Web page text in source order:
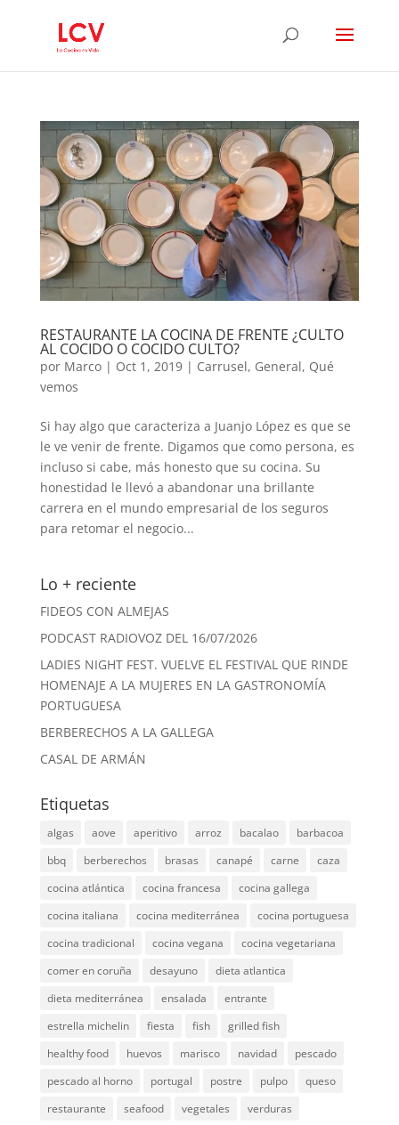
RESTAURANTE LA COCINA DE FRENTE ¿CULTO
AL COCIDO O COCIDO CULTO?
por Marco| Oct 1, 2019| Carrusel, General, Qué
vemos
Si hay algo que caracteriza a Juanjo López es que se
le ve venir de frente. Digamos que como persona, es
incluso si cabe, más honesto que su cocina. Su
honestidad le llevó a abandonar una brillante
carrera en el mundo empresarial de los seguros
para retomar el negocio...
Lo + reciente
FIDEOS CON ALMEJAS
PODCAST RADIOVOZ DEL 16/07/2026
LADIES NIGHT FEST. VUELVE EL FESTIVAL QUE RINDE
HOMENAJE A LA MUJERES EN LA GASTRONOMÍA
PORTUGUESA
BERBERECHOS A LA GALLEGA
CASAL DE ARMÁN
Etiquetas
algas aove aperitivo arroz bacalao
barbacoa
bbq
berberechos brasas canapé carne
caza
cocina atlántica
cocina francesa
cocina gallega
cocina italiana
cocina mediterránea
cocina portuguesa
cocina tradicional
cocina vegana
cocina vegetariana
comer en coruña
desayuno
dieta atlantica
dieta mediterránea
ensalada
entrante
estrella michelin
fiesta fish
grilled fish
healthy food
huevos marisco navidad
pescado
pescado al horno
portugal postre pulpo
queso
restaurante
seafood vegetales verduras